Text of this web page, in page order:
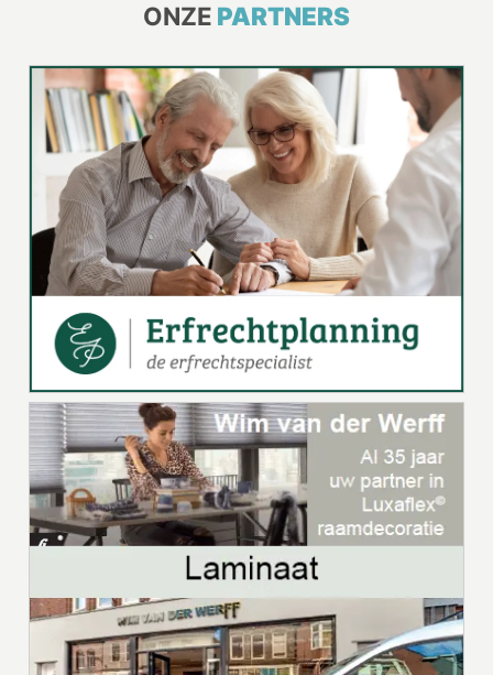
ONZE PARTNERS